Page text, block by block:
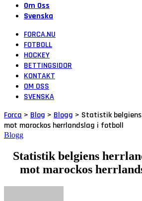
Om Oss
Svenska
FORCA.NU
FOTBOLL
HOCKEY
BETTINGSIDOR
KONTAKT
OM OSS
SVENSKA
Forca > Blog > Blogg > Statistik
mot marockos herrlandslag i fotboll
Blogg
Statistik belgiens
mot marockos